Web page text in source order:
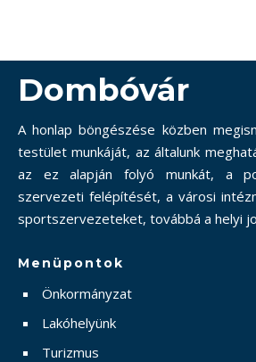
Dombóvár
A honlap böngészése közben
testület munkáját, az általunk
az ez alapján folyó munkát, a
szervezeti felépítését, a városi
sportszervezeteket, továbbá a helyi
Menüpontok
Önkormányzat
Lakóhelyünk
Turizmus